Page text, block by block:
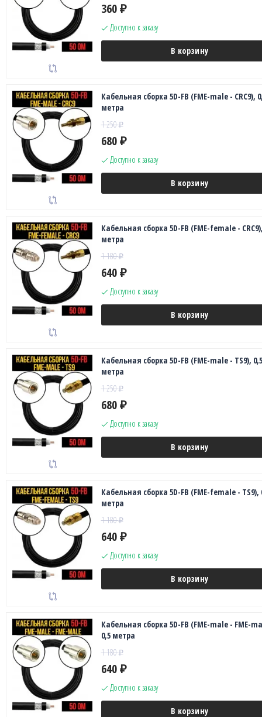
360 ₽
Доступно к заказу
В корзину
Кабельная сборка 5D-FB (FME-male - CRC9),
метра
1 250₽
680 ₽
Доступно к заказу
В корзину
Кабельная сборка 5D-FB (FME-female -
метра
1 180₽
640 ₽
Доступно к заказу
В корзину
Кабельная сборка 5D-FB (FME-male - TS9), 0,5
метра
1 250₽
680 ₽
Доступно к заказу
В корзину
Кабельная сборка 5D-FB (FME-female - TS9),
метра
1 180₽
640 ₽
Доступно к заказу
В корзину
Кабельная сборка 5D-FB (FME-male - FME-
0,5 метра
1 180₽
640 ₽
Доступно к заказу
В корзину